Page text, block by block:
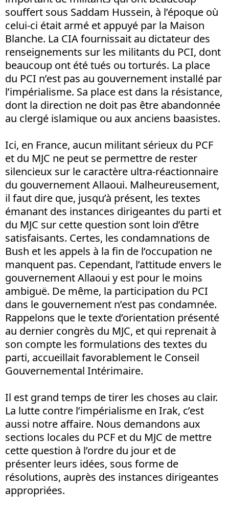
souffert sous Saddam Hussein, à l’époque où
celui-ci était armé et appuyé par la Maison
Blanche. La CIA fournissait au dictateur des
renseignements sur les militants du PCI, dont
beaucoup ont été tués ou torturés. La place
du PCI n’est pas au gouvernement installé par
l’impérialisme. Sa place est dans la résistance,
dont la direction ne doit pas être abandonnée
au clergé islamique ou aux anciens baasistes.
Ici, en France, aucun militant sérieux du PCF
et du MJC ne peut se permettre de rester
silencieux sur le caractère ultra-réactionnaire
du gouvernement Allaoui. Malheureusement,
il faut dire que, jusqu’à présent, les textes
émanant des instances dirigeantes du parti et
du MJC sur cette question sont loin d’être
satisfaisants. Certes, les condamnations de
Bush et les appels à la fin de l’occupation ne
manquent pas. Cependant, l’attitude envers le
gouvernement Allaoui y est pour le moins
ambiguë. De même, la participation du PCI
dans le gouvernement n’est pas condamnée.
Rappelons que le texte d’orientation présenté
au dernier congrès du MJC, et qui reprenait à
son compte les formulations des textes du
parti, accueillait favorablement le Conseil
Gouvernemental Intérimaire.
Il est grand temps de tirer les choses au clair.
La lutte contre l’impérialisme en Irak, c’est
aussi notre affaire. Nous demandons aux
sections locales du PCF et du MJC de mettre
cette question à l’ordre du jour et de
présenter leurs idées, sous forme de
résolutions, auprès des instances dirigeantes
appropriées.